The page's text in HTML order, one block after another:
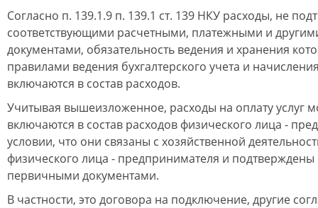
Согласно п. 139.1.9 п. 139.1 ст. 139 НКУ расходы, не
соответствующими расчетными, платежными и
документами, обязательность ведения и хранения
правилами ведения бухгалтерского учета и
включаются в состав расходов.
Учитывая вышеизложенное, расходы на оплату услуг
включаются в состав расходов физического лица -
условии, что они связаны с хозяйственной
физического лица - предпринимателя и
первичными документами.
В частности, это договора на подключение, другие